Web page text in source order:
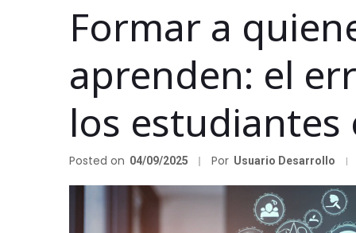
Formar a
aprenden: el
los estudiantes
Posted on 04/09/2025 Por Usuario Desarrollo